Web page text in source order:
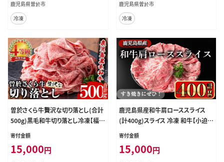
鹿児島県曽於市
冷凍
鹿児島県曽於市
冷凍
曽於さくら牛贅沢な切り落とし(合計
500g)黒毛和牛切り落とし冷凍【福永
産業】A660
寄付金額
15,000円
鹿児島県産和牛肩ローススライス
(計400g)スライス 冷凍 和牛【小迫ス
トアー】A720
寄付金額
15,000円